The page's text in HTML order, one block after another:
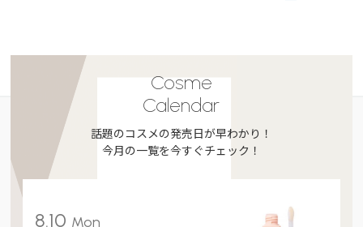
Cosme
Calendar
話題のコスメの発売日が早わかり！
今月の一覧を今すぐチェック！
8.10 Mon